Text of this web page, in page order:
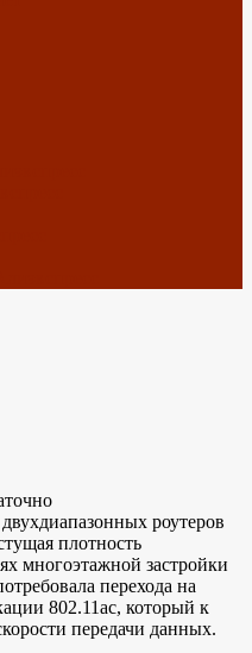
роутеров
плотность
многоэтажной застройки
перехода на
802.11ас, который к
передачи данных.